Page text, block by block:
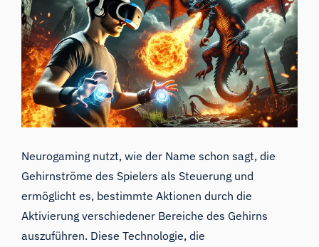
Neurogaming nutzt, wie der Name schon sagt, die
Gehirnströme des Spielers als Steuerung und
ermöglicht es, bestimmte Aktionen durch die
Aktivierung verschiedener Bereiche des Gehirns
auszuführen. Diese Technologie, die